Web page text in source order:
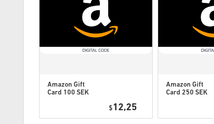
Amazon Gift
Card 100 SEK
$ 12,25
Amazon Gift
Card 250 SEK